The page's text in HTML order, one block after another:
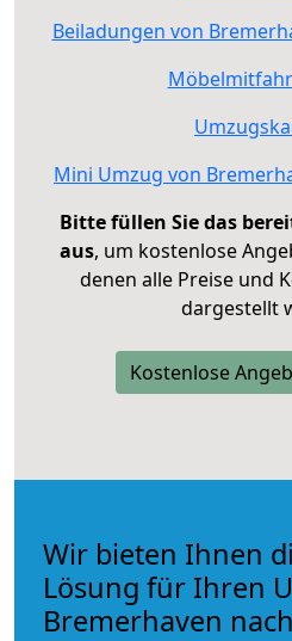
Beiladungen von
Mini Umzug von
Bitte füllen Sie das
aus, um kostenlose
denen alle Preise und
dargestellt
Kostenlose
Wir bieten Ihnen
Lösung für Ihren
Bremerhaven